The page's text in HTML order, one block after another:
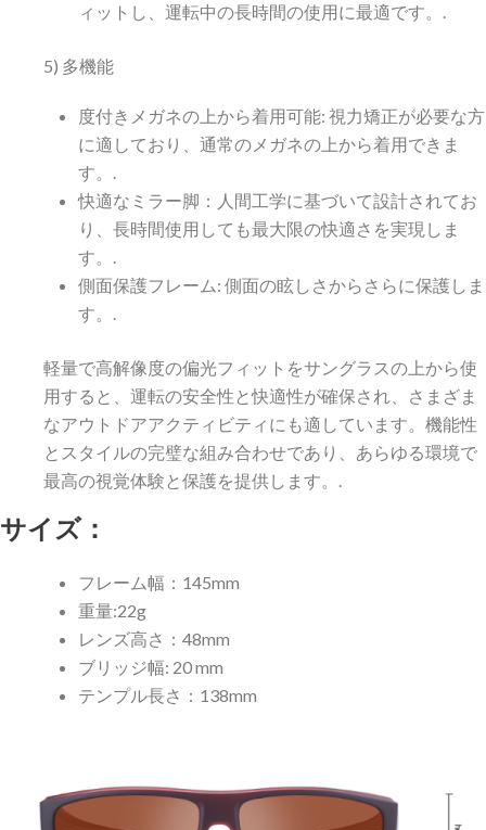
ィットし、運転中の長時間の使用に最適です。.
5) 多機能
度付きメガネの上から着用可能: 視力矯正が必要な方
に適しており、通常のメガネの上から着用できま
す。.
快適なミラー脚：人間工学に基づいて設計されてお
り、長時間使用しても最大限の快適さを実現しま
す。.
側面保護フレーム: 側面の眩しさからさらに保護しま
す。.
軽量で高解像度の偏光フィットをサングラスの上から使
用すると、運転の安全性と快適性が確保され、さまざま
なアウトドアアクティビティにも適しています。機能性
とスタイルの完璧な組み合わせであり、あらゆる環境で
最高の視覚体験と保護を提供します。.
サイズ：
フレーム幅：145mm
重量:22g
レンズ高さ：48mm
ブリッジ幅: 20 mm
テンプル長さ：138mm